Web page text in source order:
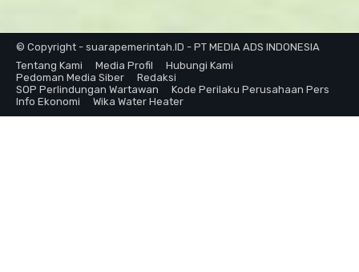
© Copyright - suarapemerintah.ID - PT MEDIA ADS INDONESIA
Tentang Kami
Media Profil
Hubungi Kami
Pedoman Media Siber
Redaksi
SOP Perlindungan Wartawan
Kode Perilaku Perusahaan Pers
Info Ekonomi
Wika Water Heater